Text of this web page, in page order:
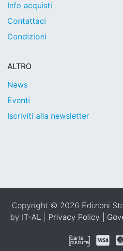
Info acquisti
Contattaci
Condizioni
ALTRO
News
Eventi
Iscriviti alla newsletter
Copyright © 2026 Edizioni
by IT-AL Privacy Policy